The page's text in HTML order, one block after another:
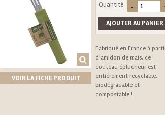
VOIR LA FICHE PRODUIT
Quantité
Fabriqué en France à
d'amidon de maïs, ce
couteau éplucheur est
entièrement recyclable,
biodégradable et
compostable !